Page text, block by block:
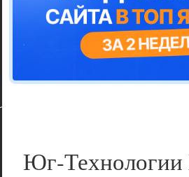
Юг-